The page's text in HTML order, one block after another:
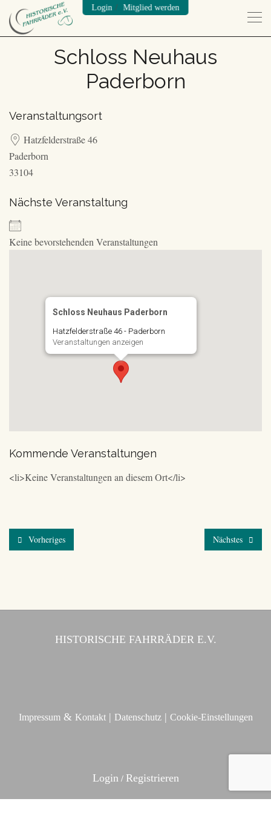
Login/Mitglied werden
Schloss Neuhaus
Paderborn
Veranstaltungsort
Hatzfelderstraße 46
Paderborn
33104
Nächste Veranstaltung
Keine bevorstehenden Veranstaltungen
Schloss Neuhaus Paderborn
Hatzfelderstraße 46 - Paderborn
Veranstaltungen anzeigen
Kommende Veranstaltungen
<li>Keine Veranstaltungen an diesem Ort</li>
Vorheriges Nächstes
HISTORISCHE FAHRRÄDER E.V.
Impressum& Kontakt| Datenschutz| Cookie-Einstellungen
Login / Registrieren